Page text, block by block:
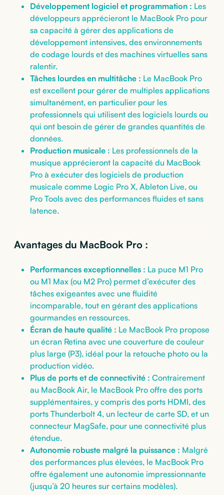
Développement logiciel et programmation : Les
développeurs apprécieront le MacBook Pro pour
sa capacité à gérer des applications de
développement intensives, des environnements
de codage lourds et des machines virtuelles sans
ralentir.
Tâches lourdes en multitâche : Le MacBook Pro
est excellent pour gérer de multiples applications
simultanément, en particulier pour les
professionnels qui utilisent des logiciels lourds ou
qui ont besoin de gérer de grandes quantités de
données.
Production musicale : Les professionnels de la
musique apprécieront la capacité du MacBook
Pro à exécuter des logiciels de production
musicale comme Logic Pro X, Ableton Live, ou
Pro Tools avec des performances fluides et sans
latence.
Avantages du MacBook Pro :
Performances exceptionnelles : La puce M1 Pro
ou M1 Max (ou M2 Pro) permet d’exécuter des
tâches exigeantes avec une fluidité
incomparable, tout en gérant des applications
gourmandes en ressources.
Écran de haute qualité : Le MacBook Pro propose
un écran Retina avec une couverture de couleur
plus large (P3), idéal pour la retouche photo ou la
production vidéo.
Plus de ports et de connectivité : Contrairement
au MacBook Air, le MacBook Pro offre des ports
supplémentaires, y compris des ports HDMI, des
ports Thunderbolt 4, un lecteur de carte SD, et un
connecteur MagSafe, pour une connectivité plus
étendue.
Autonomie robuste malgré la puissance : Malgré
des performances plus élevées, le MacBook Pro
offre également une autonomie impressionnante
(jusqu’à 20 heures sur certains modèles).